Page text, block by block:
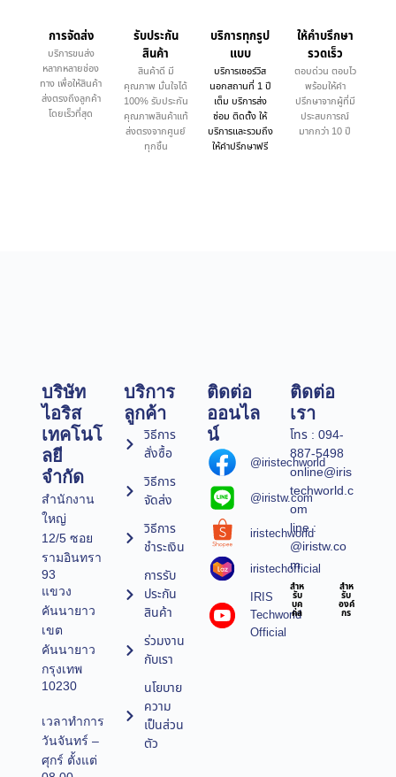
การจัดส่ง
บริการขนส่ง
หลากหลายช่อง
ทาง เพื่อให้สินค้า
ส่งตรงถึงลูกค้า
โดยเร็วที่สุด
รับประกัน
สินค้า
สินค้าดี มี
คุณภาพ มั่นใจได้
100% รับประกัน
คุณภาพสินค้าแท้
ส่งตรงจากศูนย์
ทุกชิ้น
บริการทุกรูป
แบบ
บริการเซอร์วิส
นอกสถานที่ 1 ปี
เต็ม บริการส่ง
ซ่อม ติดตั้ง ให้
บริการและรวมถึง
ให้คำปรึกษาฟรี
ให้คำบรึกษา
รวดเร็ว
ตอบด่วน ตอบไว
พร้อมให้คำ
ปรึกษาจากผู้ที่มี
ประสบการณ์
มากกว่า 10 ปี
บริษัท
ไอริส
เทคโนโ
ลยี
จำกัด
สำนักงาน
ใหญ่
12/5 ซอย
รามอินทรา
93
แขวง
คันนายาว
เขต
คันนายาว
กรุงเทพ
10230
เวลาทำการ
วันจันทร์ –
ศุกร์ ตั้งแต่
บริการ
ลูกค้า
วิธีการ
สั่งซื้อ
วิธีการ
จัดส่ง
วิธีการ
ชำระเงิน
การรับ
ประกัน
สินค้า
ร่วมงาน
กับเรา
นโยบาย
ความ
เป็นส่วน
ตัว
ติดต่อ
ออนไล
น์
@iristechworld
@iristw.com
iristechworld
iristechofficial
IRIS
Techworld
Official
ติดต่อ
เรา
โทร : 094-
887-5498
online@iris
techworld.c
om
line :
@iristw.co
m
สำห
รับ
บุค
คล
สำห
รับ
องค์
กร